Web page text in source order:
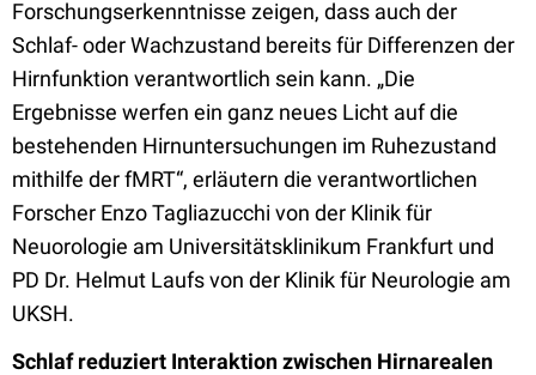
Forschungserkenntnisse zeigen, dass auch der
Schlaf- oder Wachzustand bereits für Differenzen der
Hirnfunktion verantwortlich sein kann. „Die
Ergebnisse werfen ein ganz neues Licht auf die
bestehenden Hirnuntersuchungen im Ruhezustand
mithilfe der fMRT“, erläutern die verantwortlichen
Forscher Enzo Tagliazucchi von der Klinik für
Neuorologie am Universitätsklinikum Frankfurt und
PD Dr. Helmut Laufs von der Klinik für Neurologie am
UKSH.
Schlaf reduziert Interaktion zwischen Hirnarealen